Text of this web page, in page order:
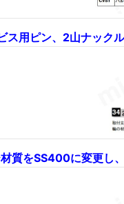
用ピン、2山ナック
質をSS400に変更し